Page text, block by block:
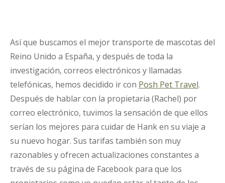
Así que buscamos el mejor transporte de mascotas del
Reino Unido a España, y después de toda la
investigación, correos electrónicos y llamadas
telefónicas, hemos decidido ir con Posh Pet Travel.
Después de hablar con la propietaria (Rachel) por
correo electrónico, tuvimos la sensación de que ellos
serían los mejores para cuidar de Hank en su viaje a
su nuevo hogar. Sus tarifas también son muy
razonables y ofrecen actualizaciones constantes a
través de su página de Facebook para que los